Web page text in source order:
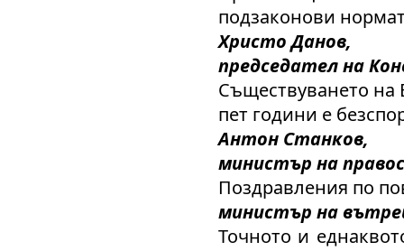
подзаконови
Христо Данов,
председател на
Съществуването на
пет години е
Антон Станков,
министър на
Поздравления по
министър на
Точното и